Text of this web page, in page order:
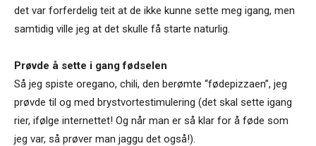
det var forferdelig teit at de ikke kunne sette meg igang, men
samtidig ville jeg at det skulle få starte naturlig.
Prøvde å sette i gang fødselen
Så jeg spiste oregano, chili, den berømte “fødepizzaen”, jeg
prøvde til og med brystvortestimulering (det skal sette igang
rier, ifølge internettet! Og når man er så klar for å føde som
jeg var, så prøver man jaggu det også!).